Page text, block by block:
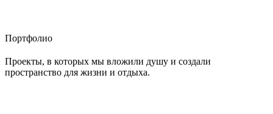
Портфолио
Проекты, в которых мы вложили душу и создали
пространство для жизни и отдыха.